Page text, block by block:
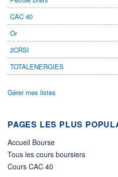
ÉLIGIBILITÉ
Non éligible
CAC 40
Or
2CRSI
TOTALENERGIES
Gérer mes listes
PAGES LES PLUS
Accueil Bourse
Tous les cours boursiers
Cours CAC 40